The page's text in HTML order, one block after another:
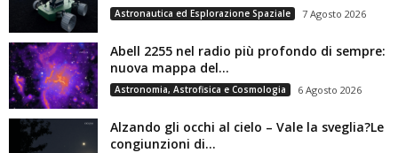
Astronautica ed Esplorazione Spaziale 7 Agosto 2026
Abell 2255 nel radio più profondo di sempre:
nuova mappa del...
Astronomia, Astrofisica e Cosmologia 6 Agosto 2026
Alzando gli occhi al cielo – Vale la sveglia?Le
congiunzioni di...